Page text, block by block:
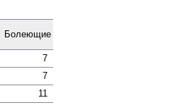
Боле­ющие
7
7
11